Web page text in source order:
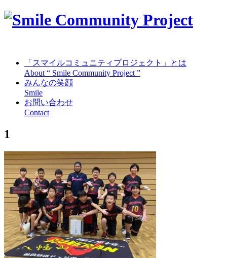
「スマイルコミュニティプロジェクト」とは
About “ Smile Community Project ”
みんなの笑顔
Smile
お問い合わせ
Contact
1